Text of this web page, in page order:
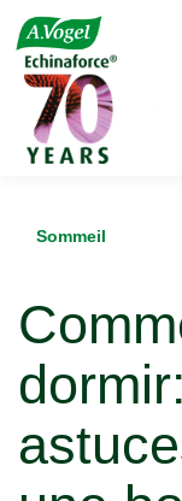
Accueil
Comment bien
bonne nuit
Sommeil